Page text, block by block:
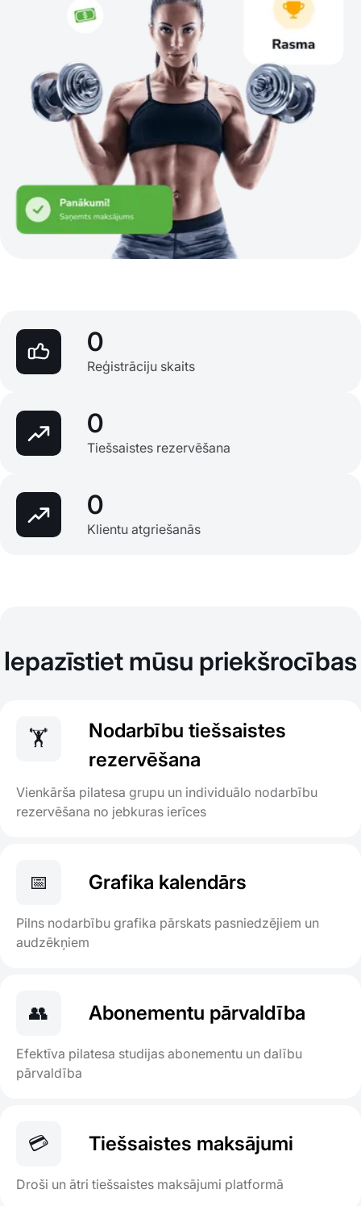
0
Reģistrāciju skaits
0
Tiešsaistes rezervēšana
0
Klientu atgriešanās
Iepazīstiet mūsu priekšrocības
🏋️
Nodarbību tiešsaistes
rezervēšana
Vienkārša pilatesa grupu un individuālo nodarbību
rezervēšana no jebkuras ierīces
📅 Grafika kalendārs
Pilns nodarbību grafika pārskats pasniedzējiem un
audzēkņiem
👥 Abonementu pārvaldība
Efektīva pilatesa studijas abonementu un dalību
pārvaldība
💳 Tiešsaistes maksājumi
Droši un ātri tiešsaistes maksājumi platformā